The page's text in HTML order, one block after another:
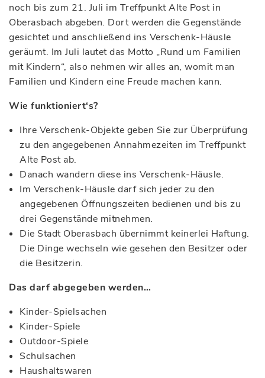
noch bis zum 21. Juli im Treffpunkt Alte Post in
Oberasbach abgeben. Dort werden die Gegenstände
gesichtet und anschließend ins Verschenk-Häusle
geräumt. Im Juli lautet das Motto „Rund um Familien
mit Kindern“, also nehmen wir alles an, womit man
Familien und Kindern eine Freude machen kann.
Wie funktioniert‘s?
Ihre Verschenk-Objekte geben Sie zur Überprüfung
zu den angegebenen Annahmezeiten im Treffpunkt
Alte Post ab.
Danach wandern diese ins Verschenk-Häusle.
Im Verschenk-Häusle darf sich jeder zu den
angegebenen Öffnungszeiten bedienen und bis zu
drei Gegenstände mitnehmen.
Die Stadt Oberasbach übernimmt keinerlei Haftung.
Die Dinge wechseln wie gesehen den Besitzer oder
die Besitzerin.
Das darf abgegeben werden…
Kinder-Spielsachen
Kinder-Spiele
Outdoor-Spiele
Schulsachen
Haushaltswaren